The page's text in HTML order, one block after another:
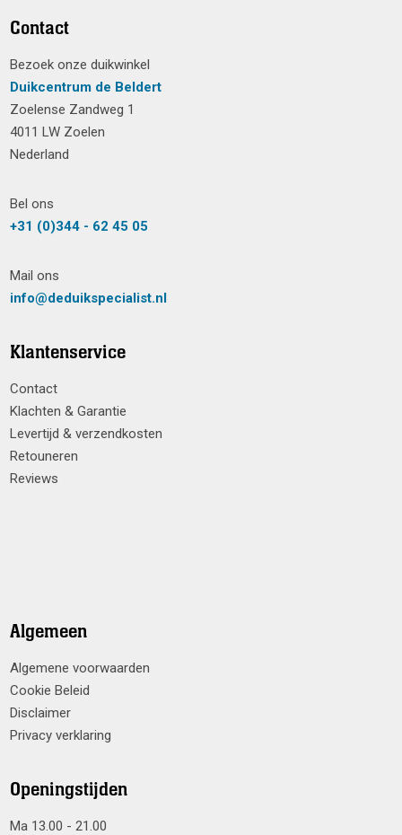
Contact
Bezoek onze duikwinkel
Duikcentrum de Beldert
Zoelense Zandweg 1
4011 LW Zoelen
Nederland
Bel ons
+31 (0)344 - 62 45 05
Mail ons
info@deduikspecialist.nl
Klantenservice
Contact
Klachten & Garantie
Levertijd & verzendkosten
Retouneren
Reviews
Algemeen
Algemene voorwaarden
Cookie Beleid
Disclaimer
Privacy verklaring
Openingstijden
Ma 13.00 - 21.00